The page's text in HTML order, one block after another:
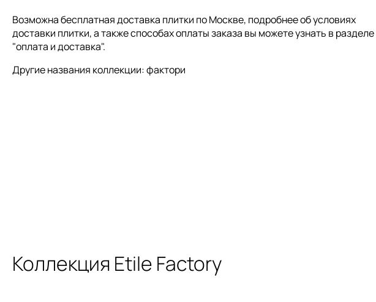
Возможна бесплатная доставка плитки по Москве, подробнее об условиях
доставки плитки, а также способах оплаты заказа вы можете узнать в разделе
"оплата и доставка".
Другие названия коллекции: фактори
Коллекция Etile Factory